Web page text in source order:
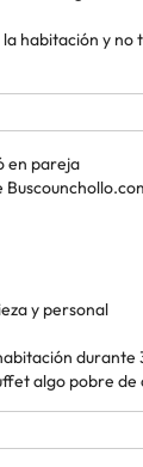
habitación y no
en pareja
y personal
durante
algo pobre de